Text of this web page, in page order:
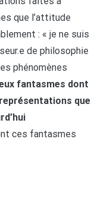
que l’attitude
: « je ne suis
de philosophie
phénomènes
fantasmes dont
que
ces fantasmes